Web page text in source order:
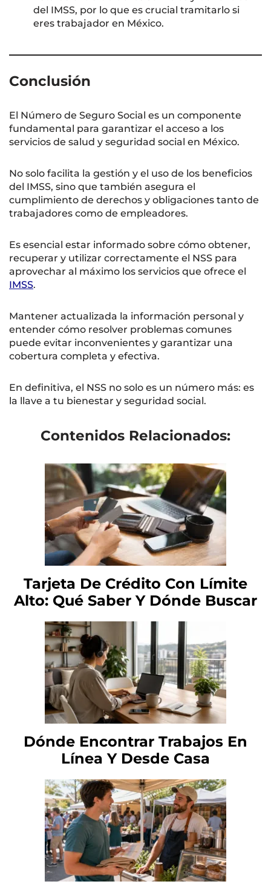
del IMSS, por lo que es crucial tramitarlo si
eres trabajador en México.
Conclusión
El Número de Seguro Social es un componente
fundamental para garantizar el acceso a los
servicios de salud y seguridad social en México.
No solo facilita la gestión y el uso de los beneficios
del IMSS, sino que también asegura el
cumplimiento de derechos y obligaciones tanto de
trabajadores como de empleadores.
Es esencial estar informado sobre cómo obtener,
recuperar y utilizar correctamente el NSS para
aprovechar al máximo los servicios que ofrece el
IMSS.
Mantener actualizada la información personal y
entender cómo resolver problemas comunes
puede evitar inconvenientes y garantizar una
cobertura completa y efectiva.
En definitiva, el NSS no solo es un número más: es
la llave a tu bienestar y seguridad social.
Contenidos Relacionados:
Tarjeta De Crédito Con Límite
Alto: Qué Saber Y Dónde Buscar
Dónde Encontrar Trabajos En
Línea Y Desde Casa